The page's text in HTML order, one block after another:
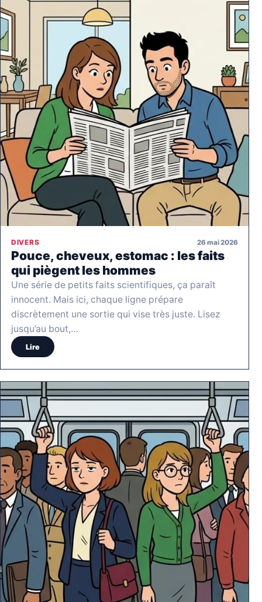
DIVERS 26 mai 2026
Pouce, cheveux, estomac : les faits
qui piègent les hommes
Une série de petits faits scientifiques, ça paraît
innocent. Mais ici, chaque ligne prépare
discrètement une sortie qui vise très juste. Lisez
jusqu’au bout,…
Lire